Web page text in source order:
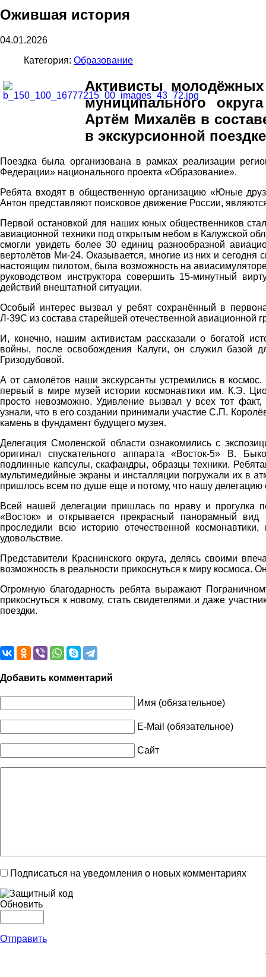
Ожившая история
04.01.2026
Категория: Образование
Активисты молодёжных
муниципального
Артём Михалёв в
в экскурсионной
Поездка была организована в рамках реализации
Федерации» национального проекта «Образование».
Ребята входят в общественную организацию «Юные
Антон представляют поисковое движение России,
Первой остановкой для наших юных общественников
авиационной техники под открытым небом в Калужской
смогли увидеть более 30 единиц разнообразной
вертолётов Ми-24. Оказывается, многие из них и сегодня
настоящим пилотом, была возможность на
руководством инструктора совершить 15-минутный
действий внештатной ситуации.
Особый интерес вызвал у ребят сохранённый в
Л-39С из состава старейшей отечественной авиационной
И, конечно, нашим активистам рассказали о богатой
войны, после освобождения Калуги, он служил базой
Гризодубовой.
А от самолётов наши экскурсанты устремились в
первый в мире музей истории космонавтики им. К.Э.
просто невозможно. Удивление вызвал у всех тот
узнали, что в его создании принимали участие С.П.
камень в фундамент будущего музея.
Делегация Смоленской области ознакомились с
оригинал спускательного аппарата «Восток-5» В.
подлинные капсулы, скафандры, образцы техники.
мультимедийные экраны и инсталляции погружали их в
пришлось всем по душе еще и потому, что нашу
Всей нашей делегации пришлась по нраву и прогулка
«Восток» и открывается прекрасный панорамный
проследили всю историю отечественной космонавтики,
удовольствие.
Представители Краснинского округа, делясь своими
возможность в реальности прикоснуться к миру космоса.
Огромную благодарность ребята выражают
прикоснуться к новому, стать свидетелями и даже
поездки.
Добавить комментарий
Имя (обязательное)
E-Mail (обязательное)
Сайт
Подписаться на уведомления о новых комментариях
Обновить
Отправить